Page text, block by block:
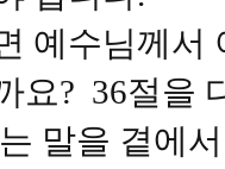
예수님께서
요? 36절을
말을 곁에